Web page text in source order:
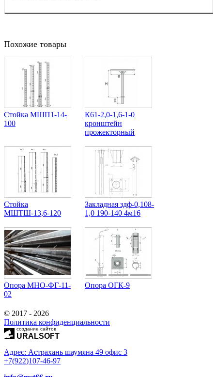
Похожие товары
Стойка МШП1-14-
100
К61-2,0-1,6-1-0
кронштейн
прожекторный
Стойка
МШТШ-13,6-120
Закладная здф-0,108-
1,0 190-140 4м16
Опора МНО-ФГ-11-
02
Опора ОГК-9
© 2017 - 2026
Политика конфиденциальности
создание сайтов
URALSOFT
Адрес: Астрахань шаумяна 49 офис 3
+7(922)107-46-97